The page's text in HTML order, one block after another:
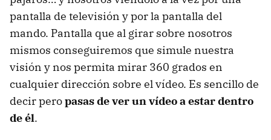
pantalla de televisión y por la pantalla del
mando. Pantalla que al girar sobre nosotros
mismos conseguiremos que simule nuestra
visión y nos permita mirar 360 grados en
cualquier dirección sobre el vídeo. Es sencillo de
decir peropasas de ver un vídeo a estar dentro
de él.